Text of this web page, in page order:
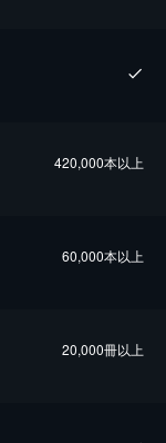
420,000本以上
60,000本以上
20,000冊以上